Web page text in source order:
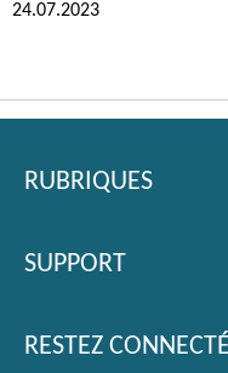
24.07.2023
Pied
page
RUBRIQUES
SUPPORT
RESTEZ CONNECTÉ